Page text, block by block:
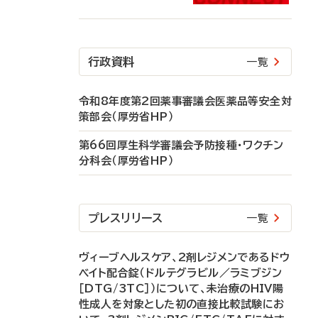
行政資料 一覧
令和8年度第2回薬事審議会医薬品等安全対
策部会（厚労省HP）
第66回厚生科学審議会予防接種・ワクチン
分科会（厚労省HP）
プレスリリース 一覧
ヴィーブヘルスケア、2剤レジメンであるドウ
ベイト配合錠（ドルテグラビル／ラミブジン
［DTG/3TC］）について、未治療のHIV陽
性成人を対象とした初の直接比較試験にお